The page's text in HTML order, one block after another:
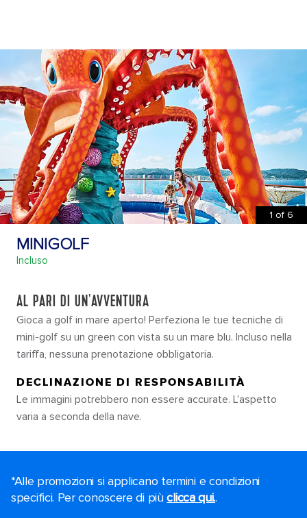
1 of 6
MINIGOLF
Incluso
AL PARI DI UN'AVVENTURA
Gioca a golf in mare aperto! Perfeziona le tue tecniche di
mini-golf su un green con vista su un mare blu. Incluso nella
tariffa, nessuna prenotazione obbligatoria.
DECLINAZIONE DI RESPONSABILITÀ
Le immagini potrebbero non essere accurate. L'aspetto
varia a seconda della nave.
*Alle promozioni si applicano termini e condizioni
specifici. Per conoscere di piùclicca qui..